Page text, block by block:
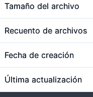
Tamaño del archivo
Recuento de archivos
Fecha de creación
Última actualización